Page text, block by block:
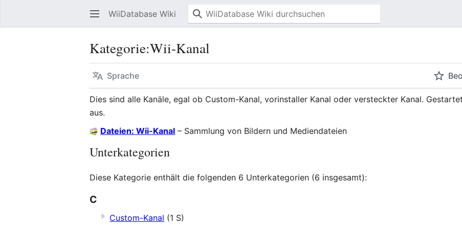
WiiDatabase Wiki
Kategorie:Wii-Kanal
Sprache
Dies sind alle Kanäle, egal ob Custom-Kanal, vorinstaller Kanal oder versteckter Kanal.
aus.
Dateien: Wii-Kanal – Sammlung von Bildern und Mediendateien
Unterkategorien
Diese Kategorie enthält die folgenden 6 Unterkategorien (6 insgesamt):
C
Custom-Kanal (1 S)